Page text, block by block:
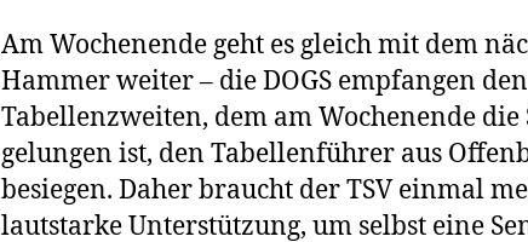
Am Wochenende geht es gleich mit dem
Hammer weiter – die DOGS empfangen den
Tabellenzweiten, dem am Wochenende die
gelungen ist, den Tabellenführer aus
besiegen. Daher braucht der TSV einmal
lautstarke Unterstützung, um selbst eine